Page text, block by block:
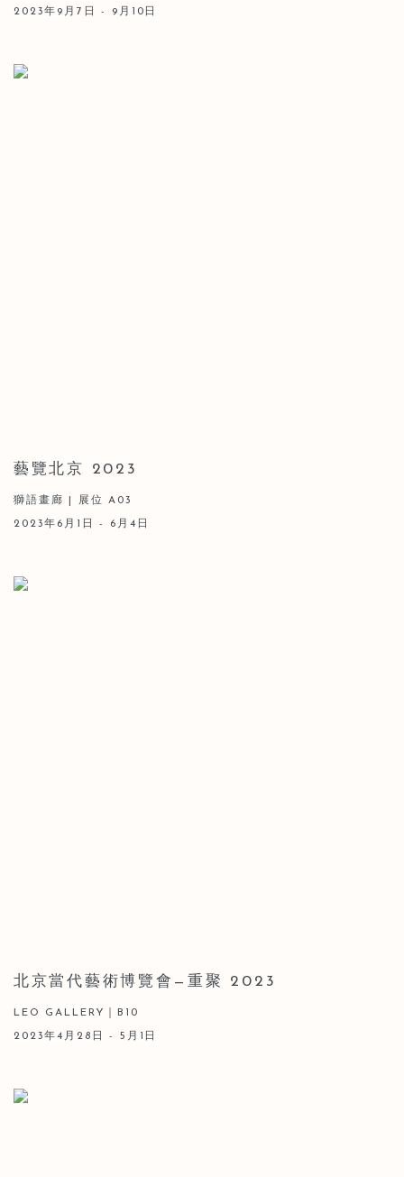
2023年9月7日 - 9月10日
藝覽北京 2023
獅語畫廊 | 展位 A03
2023年6月1日 - 6月4日
北京當代藝術博覽會—重聚 2023
LEO GALLERY｜B10
2023年4月28日 - 5月1日